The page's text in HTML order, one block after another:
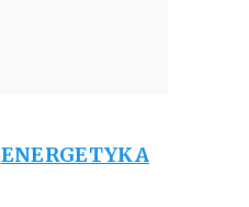
ENERGETYKA